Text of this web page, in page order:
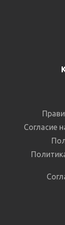
Согласие